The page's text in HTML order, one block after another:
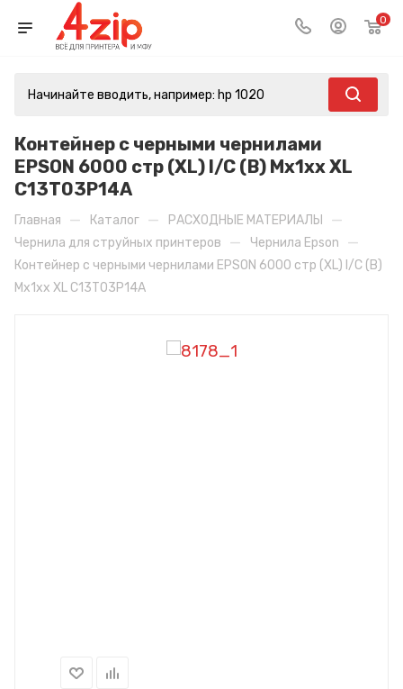
0
Контейнер с черными чернилами
EPSON 6000 стр (XL) I/C (B) Mx1xx XL
C13T03P14A
Главная — Каталог — РАСХОДНЫЕ МАТЕРИАЛЫ —
Чернила для струйных принтеров — Чернила Epson —
Контейнер с черными чернилами EPSON 6000 стр (XL) I/C (B)
Mx1xx XL C13T03P14A